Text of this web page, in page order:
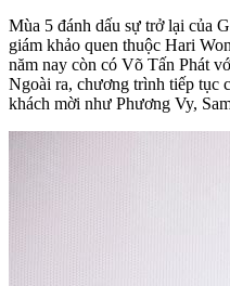
Mùa 5 đánh dấu sự trở lại của
giám khảo quen thuộc Hari
năm nay còn có Võ Tấn Phát
Ngoài ra, chương trình tiếp tục
khách mời như Phương Vy,